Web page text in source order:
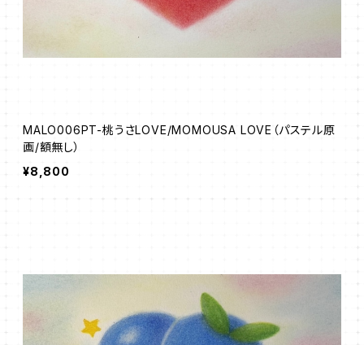
MALO006PT-桃うさLOVE/MOMOUSA LOVE（パステル原
画/額無し）
¥8,800